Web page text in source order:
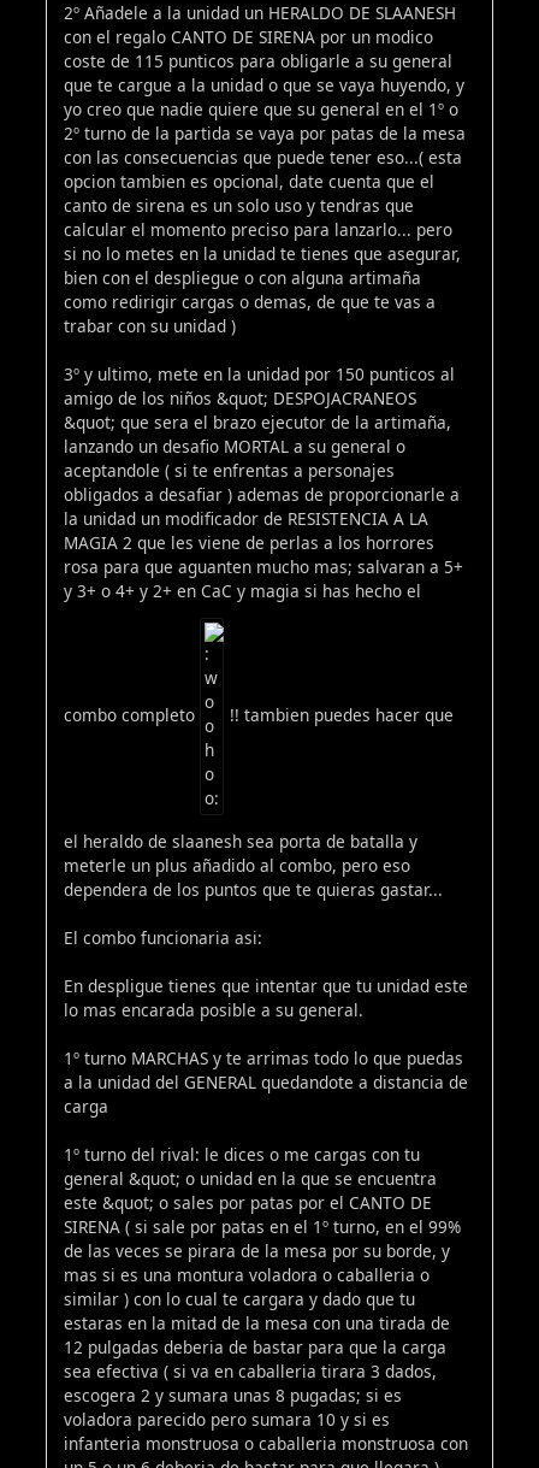
2º Añadele a la unidad un HERALDO DE SLAANESH
con el regalo CANTO DE SIRENA por un modico
coste de 115 punticos para obligarle a su general
que te cargue a la unidad o que se vaya huyendo, y
yo creo que nadie quiere que su general en el 1º o
2º turno de la partida se vaya por patas de la mesa
con las consecuencias que puede tener eso...( esta
opcion tambien es opcional, date cuenta que el
canto de sirena es un solo uso y tendras que
calcular el momento preciso para lanzarlo... pero
si no lo metes en la unidad te tienes que asegurar,
bien con el despliegue o con alguna artimaña
como redirigir cargas o demas, de que te vas a
trabar con su unidad )
3º y ultimo, mete en la unidad por 150 punticos al
amigo de los niños &quot; DESPOJACRANEOS
&quot; que sera el brazo ejecutor de la artimaña,
lanzando un desafio MORTAL a su general o
aceptandole ( si te enfrentas a personajes
obligados a desafiar ) ademas de proporcionarle a
la unidad un modificador de RESISTENCIA A LA
MAGIA 2 que les viene de perlas a los horrores
rosa para que aguanten mucho mas; salvaran a 5+
y 3+ o 4+ y 2+ en CaC y magia si has hecho el
combo completo !! tambien puedes hacer que
el heraldo de slaanesh sea porta de batalla y
meterle un plus añadido al combo, pero eso
dependera de los puntos que te quieras gastar...
El combo funcionaria asi:
En despligue tienes que intentar que tu unidad este
lo mas encarada posible a su general.
1º turno MARCHAS y te arrimas todo lo que puedas
a la unidad del GENERAL quedandote a distancia de
carga
1º turno del rival: le dices o me cargas con tu
general &quot; o unidad en la que se encuentra
este &quot; o sales por patas por el CANTO DE
SIRENA ( si sale por patas en el 1º turno, en el 99%
de las veces se pirara de la mesa por su borde, y
mas si es una montura voladora o caballeria o
similar ) con lo cual te cargara y dado que tu
estaras en la mitad de la mesa con una tirada de
12 pulgadas deberia de bastar para que la carga
sea efectiva ( si va en caballeria tirara 3 dados,
escogera 2 y sumara unas 8 pugadas; si es
voladora parecido pero sumara 10 y si es
infanteria monstruosa o caballeria monstruosa con